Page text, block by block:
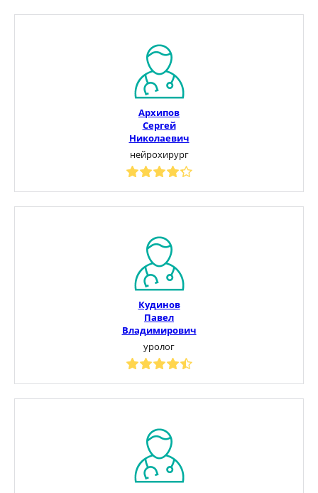
Архипов
Сергей
Николаевич
нейрохирург
Кудинов
Павел
Владимирович
уролог